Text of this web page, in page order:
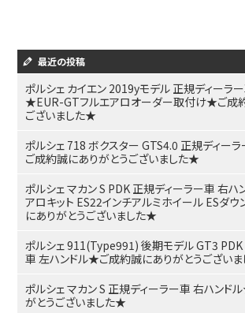
最近の投稿
ポルシェ カイエン 2019yモデル 正規ディーラ
★EUR-GTフルエアロオーダー取付け★ご成
ございました★
ポルシェ 718 ボクスター GTS4.0 正規ディー
ご成約誠にありがとうございました★
ポルシェ マカン S PDK 正規ディーラー車 右ハ
アロキット ES22インチアルミホイール ESダ
にありがとうございました★
ポルシェ 911(Type991) 後期モデル GT3 PDK
車 左ハンドル★ご成約誠にありがとうござい
ポルシェ マカン S 正規ディーラー車 右ハンド
がとうございました★